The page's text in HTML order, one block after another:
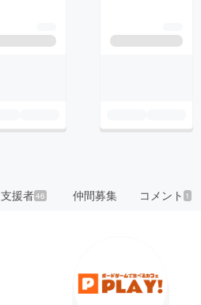
支援者46 仲間募集 コメント 1